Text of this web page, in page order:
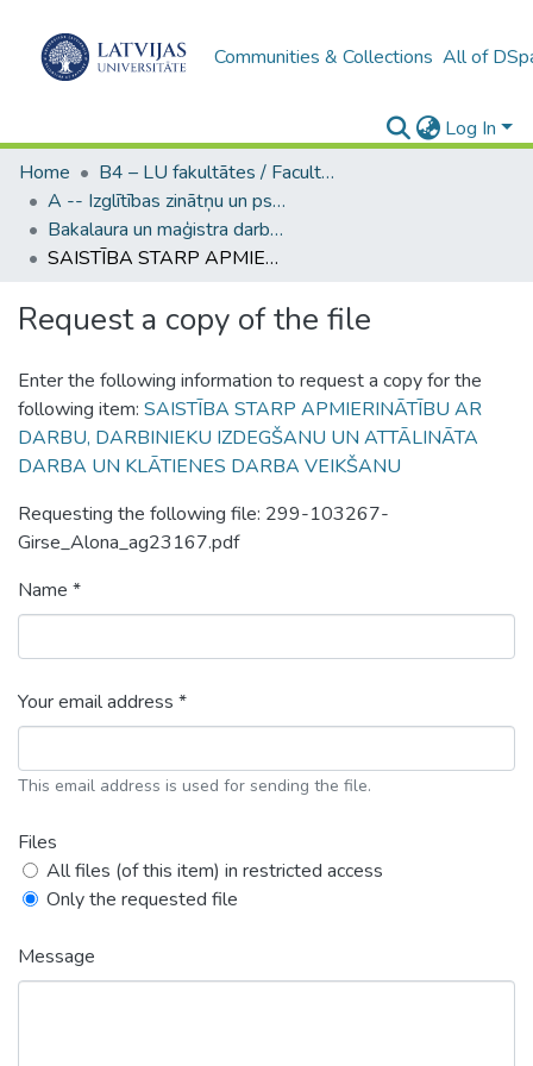
Communities & Collections All of
Log In
Home
B4 – LU fakultātes / Faculties of the UL
A -- Izglītības zinātņu un psiholoģijas fakultāte / Faculty of Education Sciences and Psychology
Bakalaura un maģistra darbi (PPMF) / Bachelor's and Master's theses
SAISTĪBA STARP APMIERINĀTĪBU AR DARBU, DARBINIEKU IZDEGŠANU UN ATTĀLINĀTA DARBA UN KLĀTIENES DARBA VEIKŠANU
Request a copy of the file
Enter the following information to request a copy for the
following item: SAISTĪBA STARP APMIERINĀTĪBU AR
DARBU, DARBINIEKU IZDEGŠANU UN ATTĀLINĀTA
DARBA UN KLĀTIENES DARBA VEIKŠANU
Requesting the following file: 299-103267-
Girse_Alona_ag23167.pdf
Name *
Your email address *
This email address is used for sending the file.
Files
All files (of this item) in restricted access
Only the requested file
Message